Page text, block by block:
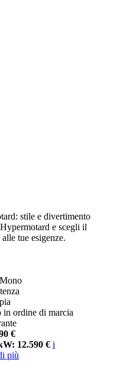
stile e divertimento
e scegli il
tue esigenze.
in ordine di marcia
€
12.590 € i
più